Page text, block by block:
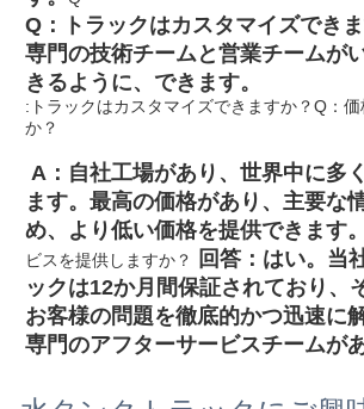
Q：トラックはカスタマイズでき
専門の技術チームと営業チームが
きるように、できます。
:トラックはカスタマイズできますか？Q：価
か？
ます。最高の価格があり、主要な
め、より低い価格を提供できます。
ビスを提供しますか？
回答：はい。当
ックは12か月間保証されており、
お客様の問題を徹底的かつ迅速に
専門のアフターサービスチームが